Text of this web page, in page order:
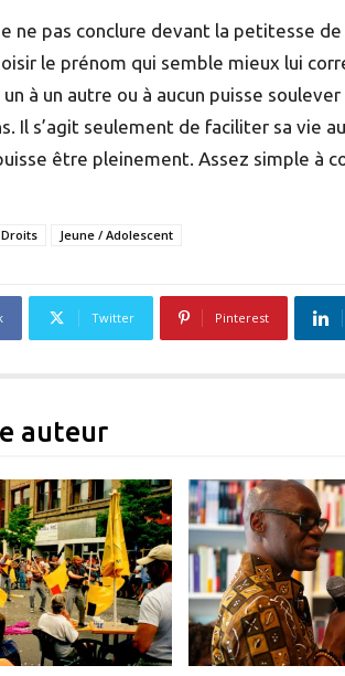
ne pas conclure devant la petitesse
le prénom qui semble mieux lui
à un autre ou à aucun puisse
Il s’agit seulement de faciliter sa vie
être pleinement. Assez simple à
Droits Jeune / Adolescent
Twitter Pinterest
auteur